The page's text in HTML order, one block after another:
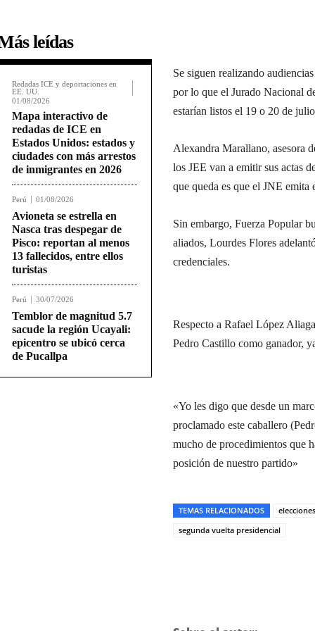
leídas
Redadas ICE y deportaciones en
EE. UU.
01/08/2026
Mapa interactivo de
redadas de ICE en
Estados Unidos: estados y
ciudades con más arrestos
de inmigrantes en 2026
Perú 01/08/2026
Avioneta se estrella en
Nasca tras despegar de
Pisco: reportan al menos
13 fallecidos, entre ellos
turistas
Perú 30/07/2026
Temblor de magnitud 5.7
sacude la región Ucayali:
epicentro se ubicó cerca
de Pucallpa
Se siguen realizando
por lo que el Jurado Nacional
estarían listos el 19 o 20 de
Alexandra Marallano, asesora
los JEE van a emitir sus actas
que queda es que el JNE emita
Sin embargo, Fuerza Popular
aliados, Lourdes Flores
credenciales.
Respecto a Rafael López
Pedro Castillo como ganador,
«Yo les digo que desde un
proclamado este caballero
mucho de procedimientos que
posición de nuestro partido»
TEMAS RELACIONADOS
segunda vuelta presidencial